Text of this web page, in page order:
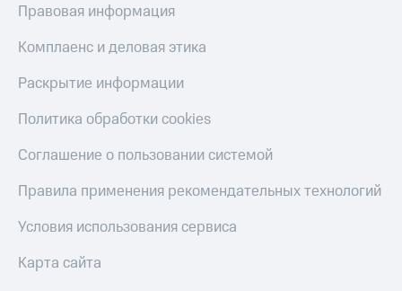
Правовая информация
Комплаенс и деловая этика
Раскрытие информации
Политика обработки cookies
Соглашение о пользовании системой
Правила применения рекомендательных технологий
Условия использования сервиса
Карта сайта